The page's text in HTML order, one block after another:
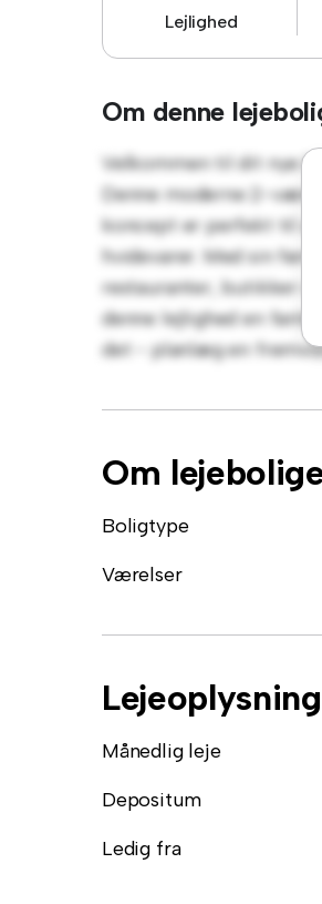
Lejlighed
Om denne
Velkommen til dit nye
Denne moderne 2-
koncept er perfekt til at
hvidevarer. Med sin
restauranter, butikker
denne lejlighed en
det - planlæg en
Om
Boligtype
Værelser
Månedlig leje
Depositum
Ledig fra